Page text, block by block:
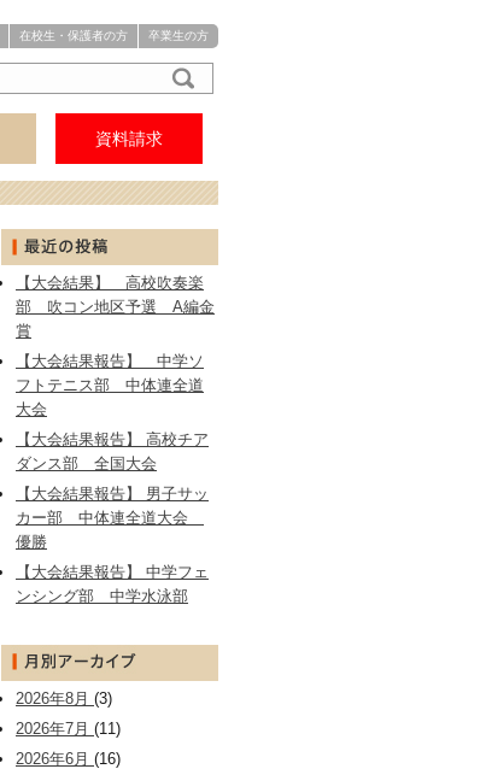
在校生・保護者の方 卒業生の方
資料請求
【大会結果】 高校吹奏楽
部 吹コン地区予選 A編金
賞
【大会結果報告】 中学ソ
フトテニス部 中体連全道
大会
【大会結果報告】 高校チア
ダンス部 全国大会
【大会結果報告】 男子サッ
カー部 中体連全道大会
優勝
【大会結果報告】 中学フェ
ンシング部 中学水泳部
2026年8月 (3)
2026年7月 (11)
2026年6月 (16)